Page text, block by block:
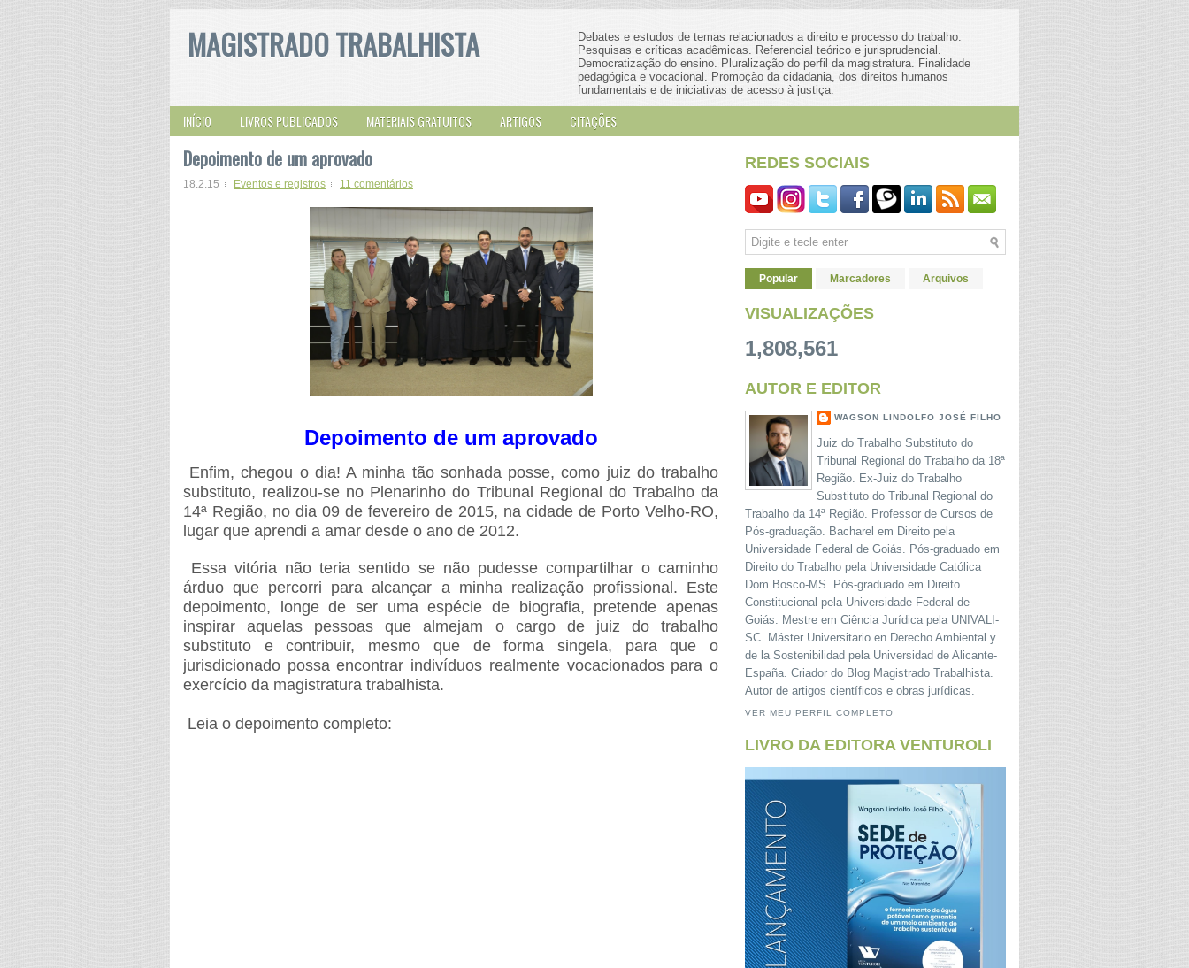
MAGISTRADO TRABALHISTA
Debates e estudos de temas relacionados a direito e processo do trabalho.
Pesquisas e críticas acadêmicas. Referencial teórico e jurisprudencial.
Democratização do ensino. Pluralização do perfil da magistratura. Finalidade
pedagógica e vocacional. Promoção da cidadania, dos direitos humanos
fundamentais e de iniciativas de acesso à justiça.
INÍCIO LIVROS PUBLICADOS MATERIAIS GRATUITOS ARTIGOS CITAÇÕES
Depoimento de um aprovado
18.2.15 Eventos e registros 11 comentários
Depoimento de um aprovado
Enfim, chegou o dia! A minha tão sonhada posse, como juiz do trabalho
substituto, realizou-se no Plenarinho do Tribunal Regional do Trabalho da
14ª Região, no dia 09 de fevereiro de 2015, na cidade de Porto Velho-RO,
lugar que aprendi a amar desde o ano de 2012.
Essa vitória não teria sentido se não pudesse compartilhar o caminho
árduo que percorri para alcançar a minha realização profissional. Este
depoimento, longe de ser uma espécie de biografia, pretende apenas
inspirar aquelas pessoas que almejam o cargo de juiz do trabalho
substituto e contribuir, mesmo que de forma singela, para que o
jurisdicionado possa encontrar indivíduos realmente vocacionados para o
exercício da magistratura trabalhista.
Leia o depoimento completo:
REDES SOCIAIS
Popular Marcadores Arquivos
VISUALIZAÇÕES
1,808,561
AUTOR E EDITOR
WAGSON LINDOLFO JOSÉ FILHO
Juiz do Trabalho Substituto do
Tribunal Regional do Trabalho da 18ª
Região. Ex-Juiz do Trabalho
Substituto do Tribunal Regional do
Trabalho da 14ª Região. Professor de Cursos de
Pós-graduação. Bacharel em Direito pela
Universidade Federal de Goiás. Pós-graduado em
Direito do Trabalho pela Universidade Católica
Dom Bosco-MS. Pós-graduado em Direito
Constitucional pela Universidade Federal de
Goiás. Mestre em Ciência Jurídica pela UNIVALI-
SC. Máster Universitario en Derecho Ambiental y
de la Sostenibilidad pela Universidad de Alicante-
España. Criador do Blog Magistrado Trabalhista.
Autor de artigos científicos e obras jurídicas.
VER MEU PERFIL COMPLETO
LIVRO DA EDITORA VENTUROLI